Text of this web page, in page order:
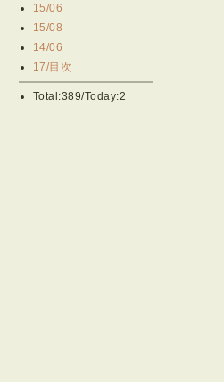
15/06
15/08
14/06
17/目次
Total:389/Today:2